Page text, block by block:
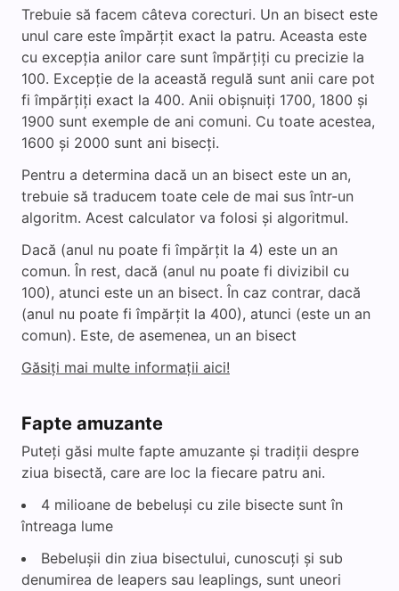
Trebuie să facem câteva corecturi. Un an bisect este
unul care este împărțit exact la patru. Aceasta este
cu excepția anilor care sunt împărțiți cu precizie la
100. Excepție de la această regulă sunt anii care pot
fi împărțiți exact la 400. Anii obișnuiți 1700, 1800 și
1900 sunt exemple de ani comuni. Cu toate acestea,
1600 și 2000 sunt ani bisecți.
Pentru a determina dacă un an bisect este un an,
trebuie să traducem toate cele de mai sus într-un
algoritm. Acest calculator va folosi și algoritmul.
Dacă (anul nu poate fi împărțit la 4) este un an
comun. În rest, dacă (anul nu poate fi divizibil cu
100), atunci este un an bisect. În caz contrar, dacă
(anul nu poate fi împărțit la 400), atunci (este un an
comun). Este, de asemenea, un an bisect
Găsiți mai multe informații aici!
Fapte amuzante
Puteți găsi multe fapte amuzante și tradiții despre
ziua bisectă, care are loc la fiecare patru ani.
4 milioane de bebeluși cu zile bisecte sunt în
întreaga lume
Bebelușii din ziua bisectului, cunoscuți și sub
denumirea de leapers sau leaplings, sunt uneori